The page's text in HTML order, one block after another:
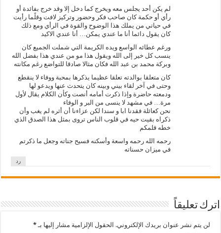
لم يكن أحد يجلس معه ويخرج كما دخل إلا وقد خرج بفائدة أو
رأي أو حكمة كان صاحب فكر وحضور وتركيز لافت وقلًما رأيت
في حياتي من يملك هذا الوضوح والقوة في الرأي ومع ذلك
كان يقول دائما أنا ما عندي يمكن… أنا عندي الاكيد
ورغم عطائه الواسع ويده الكريمة التي شملت الجميع كان
ينسب كل خير إلى الله ويقول هذا مو من عندي هذا بفضل الله
وبركة محمد بن عبد الله فكان مثالا صادقا للتواضع رغم مكانته
كان متعلقا بوالدته تعلقا عظيما يذكرها بمحبة ووفاء لا ينقطع
وحتى في آخر لقاء بيني وبينه كان يتحدث عنها ويدعو لها
ودمعته حاضرة وإذا ذكرت أمامه أنصت وكأن الكلام يقال لأول
مرة… في مشهد لا ينسى من البر و الوفاء
نحن كعائلة فقدنا ابا و سندا لكن عزاءنا أن أثره لم يغب وأن
ذكراه بقيت حيه في قلوب الناس تروى بمثل هذا الصدق الذي
خطه قلمكم
رحمه الله رحمه واسعة وأسكنه فسيح جناته وجعل ما ذكرتم
في ميزان حسناته
رد
اترك تعليقاً
لن يتم نشر عنوان بريدك الإلكتروني. الحقول الإلزامية مشار إليها بـ*